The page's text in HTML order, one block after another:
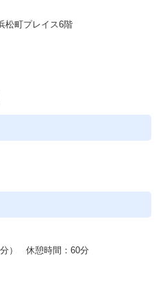
松町プレイス6階
） 休憩時間：60分